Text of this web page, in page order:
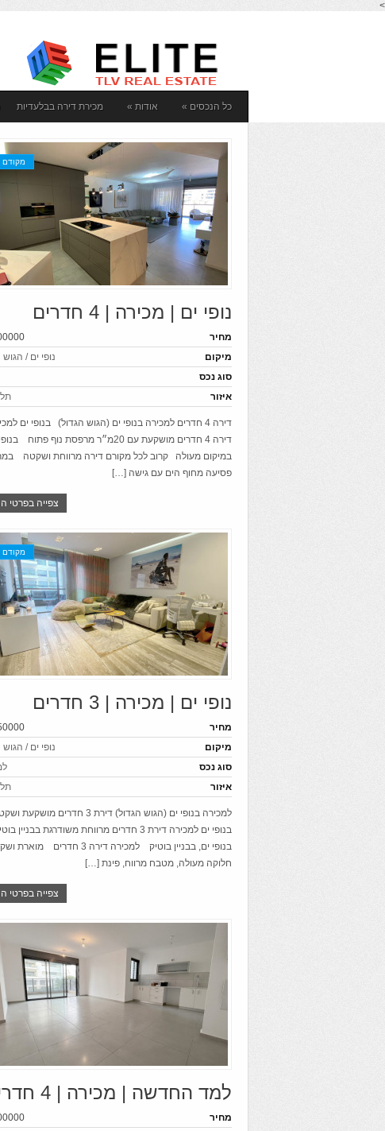
>
כל הנכסים » אודות » מכירת דירה בבלעדיות
מקודם
נופי ים | מכירה | 4 חדרים
מחיר
מיקום
נופי ים /
סוג נכס
איזור
דירה 4 חדרים למכירה בנופי ים (הגוש הגדול) בנופי ים
דירה 4 חדרים מושקעת עם 20מ״ר מרפסת נוף פתוח
במיקום מעולה קרוב לכל מקורם דירה מרווחת ושקטה
פסיעה מחוף הים עם גישה […]
צפייה בפרטי
מקודם
נופי ים | מכירה | 3 חדרים
מחיר
מיקום
נופי ים /
סוג נכס
איזור
למכירה בנופי ים (הגוש הגדול) דירת 3 חדרים מושקעת
בנופי ים למכירה דירת 3 חדרים מרווחת משודרגת בבניין
בנופי ים, בבניין בוטיק למכירה דירה 3 חדרים
חלוקה מעולה, מטבח מרווח, פינת […]
צפייה בפרטי
למד החדשה | מכירה | 4 חדרים
מחיר